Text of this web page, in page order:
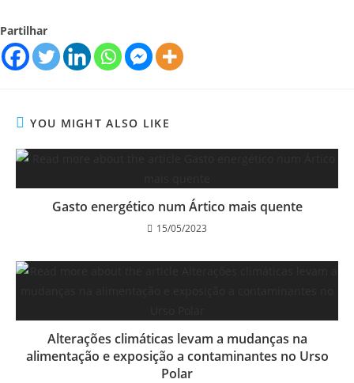
Partilhar
YOU MIGHT ALSO LIKE
Gasto energético num Ártico mais quente
15/05/2023
Alterações climáticas levam a mudanças na
alimentação e exposição a contaminantes no Urso
Polar